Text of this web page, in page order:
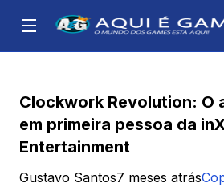
Clockwork Revolution: O
em primeira pessoa da
Entertainment
Gustavo Santos7 meses atrás